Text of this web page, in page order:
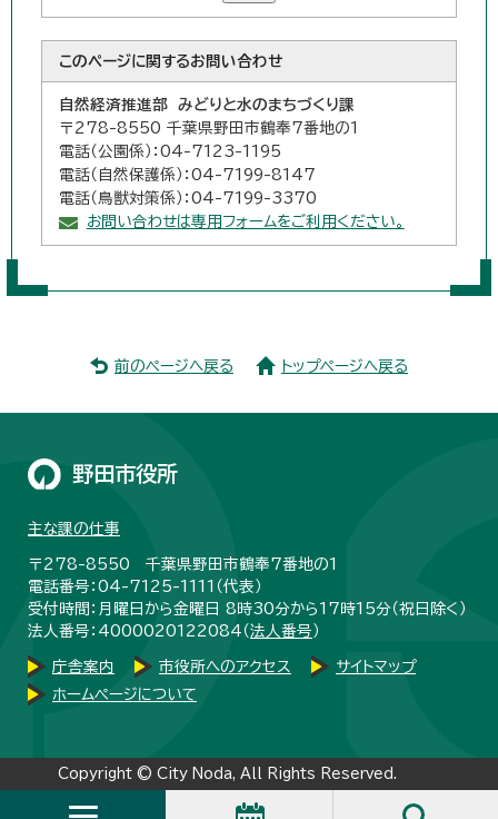
このページに関するお問い合わせ
自然経済推進部 みどりと水のまちづくり課
〒278-8550 千葉県野田市鶴奉7番地の1
電話（公園係）：04-7123-1195
電話（自然保護係）：04-7199-8147
電話（鳥獣対策係）：04-7199-3370
お問い合わせは専用フォームをご利用ください。
前のページへ戻る トップページへ戻る
野田市役所
主な課の仕事
〒278-8550 千葉県野田市鶴奉7番地の1
電話番号：04-7125-1111（代表）
受付時間：月曜日から金曜日 8時30分から17時15分（祝日除く）
法人番号：4000020122084（法人番号 ）
庁舎案内 市役所へのアクセス
サイトマップ
ホームページについて
Copyright © City Noda, All Rights Reserved.